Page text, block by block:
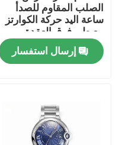
المنزل
فيديوهات
الصلب المقاوم للصدأ
ساعة اليد حركة الكوارتز
مع طي فوق العقدة
إرسال استفسار